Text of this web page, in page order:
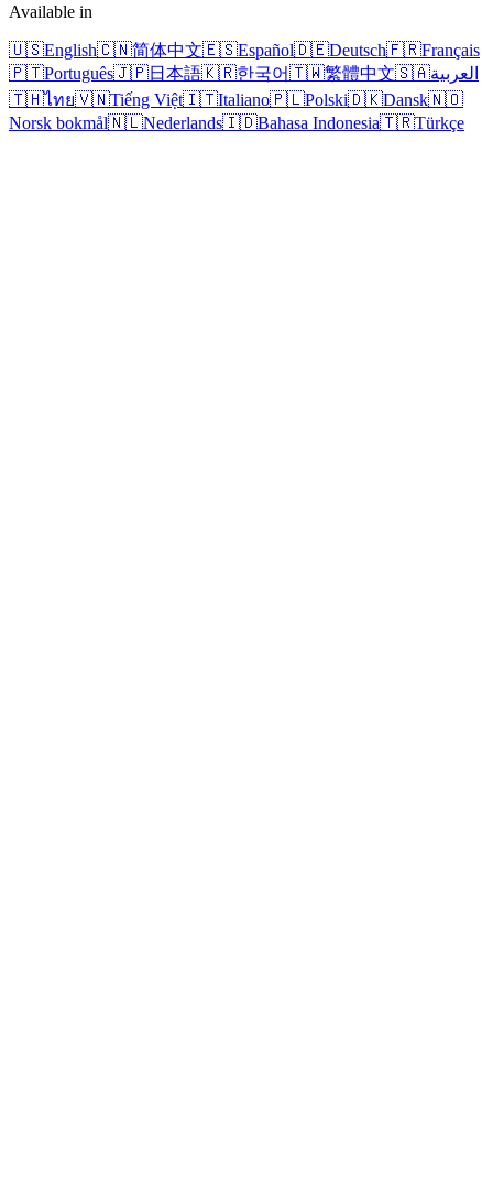
Available in
🇺🇸English🇨🇳简体中文🇪🇸Español🇩🇪Deutsch🇫🇷Français
🇵🇹Português🇯🇵日本語🇰🇷한국어🇹🇼繁體中文🇸🇦العربية
🇹🇭ไทย🇻🇳Tiếng Việt🇮🇹Italiano🇵🇱Polski🇩🇰Dansk🇳🇴
Norsk bokmål🇳🇱Nederlands🇮🇩Bahasa Indonesia🇹🇷Türkçe